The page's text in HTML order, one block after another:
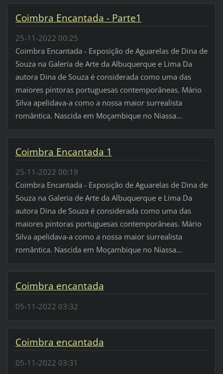
Coimbra Encantada - Parte1
25-11-2022 00:25
Coimbra Encantada - Exposição de Aguarelas de Dina de
Souza na Galeria de Arte da Albuquerque e Lima Da
autora Dina de Souza é considerada como uma das
maiores pintoras portuguesas contemporâneas. Mário
Silva apelidava-a como a nossa maior surrealista
romântica. Nascida em Moçambique no Niassa...
Coimbra Encantada 1
25-11-2022 00:19
Coimbra Encantada - Exposição de Aguarelas de Dina de
Souza na Galeria de Arte da Albuquerque e Lima Da
autora Dina de Souza é considerada como uma das
maiores pintoras portuguesas contemporâneas. Mário
Silva apelidava-a como a nossa maior surrealista
romântica. Nascida em Moçambique no Niassa...
Coimbra encantada
05-11-2022 03:32
Coimbra encantada
05-11-2022 03:31